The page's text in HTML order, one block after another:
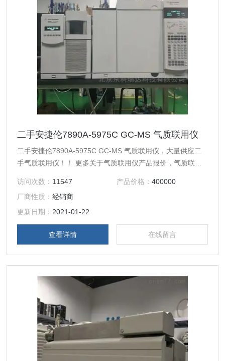
二手安捷伦7890A-5975C GC-MS 气质联用仪
二手安捷伦7890A-5975C GC-MS 气质联用仪，大量供应二
手气质联用仪！！ 更多关于气质联用仪产品报价，气质联用
访问次数： 11547 产品价格： 400000
厂商性质：经销商
更新日期： 2021-01-22
查看详情 在线留言